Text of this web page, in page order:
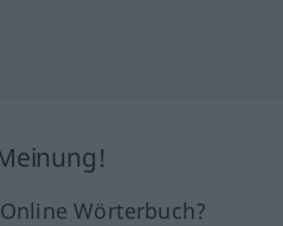
Wörterbuch?